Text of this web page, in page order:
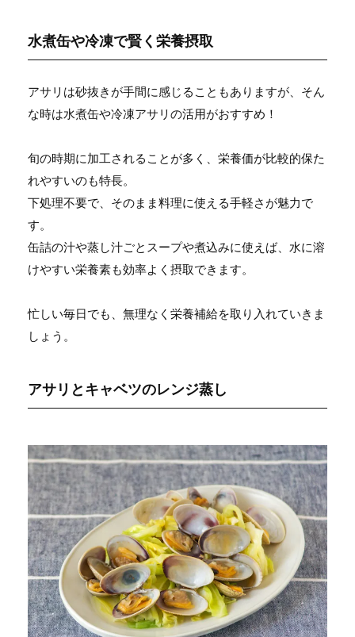
水煮缶や冷凍で賢く栄養摂取
アサリは砂抜きが手間に感じることもありますが、そん
な時は水煮缶や冷凍アサリの活用がおすすめ！
旬の時期に加工されることが多く、栄養価が比較的保た
れやすいのも特長。
下処理不要で、そのまま料理に使える手軽さが魅力で
す。
缶詰の汁や蒸し汁ごとスープや煮込みに使えば、水に溶
けやすい栄養素も効率よく摂取できます。
忙しい毎日でも、無理なく栄養補給を取り入れていきま
しょう。
アサリとキャベツのレンジ蒸し